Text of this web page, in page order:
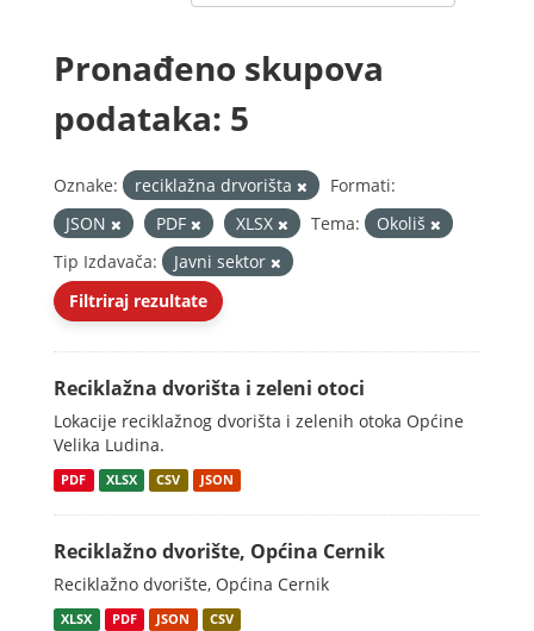
Pronađeno skupova
podataka: 5
Oznake: reciklažna drvorišta
Formati:
JSON
PDF XLSX Tema:
Okoliš
Tip Izdavača:
Javni sektor
Filtriraj rezultate
Reciklažna dvorišta i zeleni otoci
Lokacije reciklažnog dvorišta i zelenih otoka Općine
Velika Ludina.
PDF XLSX CSV JSON
Reciklažno dvorište, Općina Cernik
Reciklažno dvorište, Općina Cernik
XLSX PDF JSON CSV